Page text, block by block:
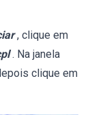
, clique em
. Na janela
clique em